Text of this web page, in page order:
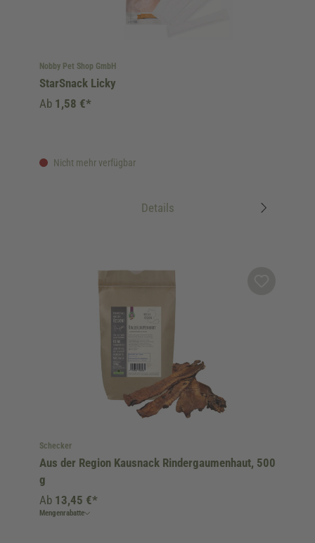
Nobby Pet Shop GmbH
StarSnack Licky
Nicht mehr verfügbar
Ab 1,58 €*
Details
Schecker
Aus der Region Kausnack Rindergaumenhaut, 500
g
Ab 13,45 €*
Mengenrabatte